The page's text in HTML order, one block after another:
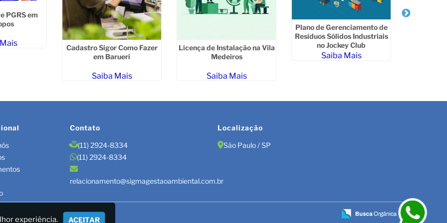
PGRS em
Cadastro Sigor Como Fazer
em Barueri
Saiba Mais
Licença de Instalação na Vila
Medeiros
Saiba Mais
Plano de Gerenciamento de
Resíduos Sólidos Industriais
no Jockey Club
Saiba Mais
Contato
(11) 2924-8334
(11) 2924-8334
relacionamento@sigmagestaoambiental.com.br
Localização
São Paulo / SP
DE RESÍDUOS/LAUDOS
experiência. ACEITAR